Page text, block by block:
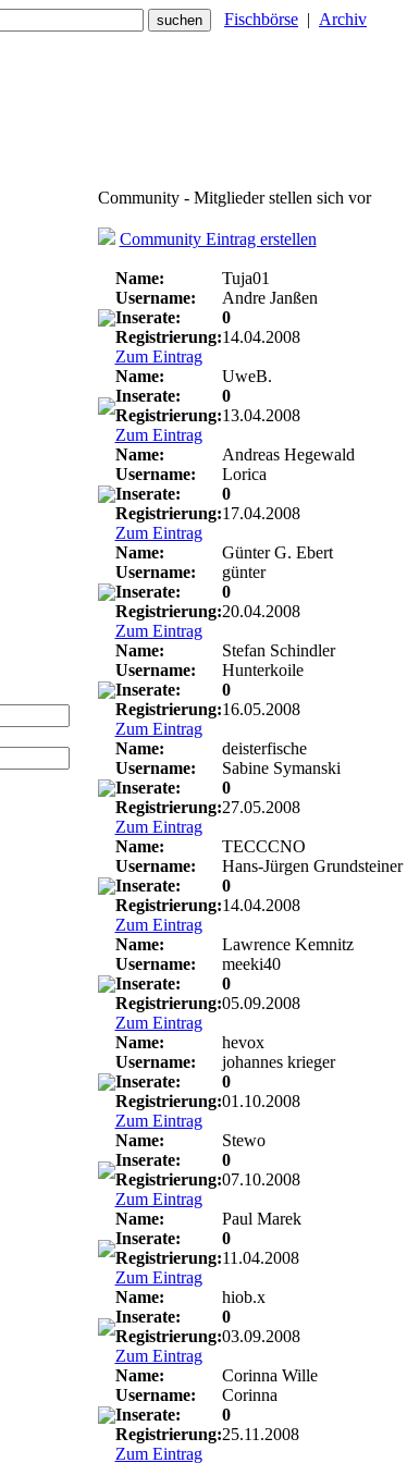
Fischbörse | Archiv
Community - Mitglieder stellen sich vor
Community Eintrag erstellen
Name:
Tuja01
Username:
Andre Janßen
Inserate:
0
Registrierung:14.04.2008
Zum Eintrag
Name:
UweB.
Inserate:
0
Registrierung:13.04.2008
Zum Eintrag
Name:
Andreas Hegewald
Username:
Lorica
Inserate:
0
Registrierung:17.04.2008
Zum Eintrag
Name:
Günter G. Ebert
Username:
günter
Inserate:
0
Registrierung:20.04.2008
Zum Eintrag
Name:
Stefan Schindler
Username:
Hunterkoile
Inserate:
0
Registrierung:16.05.2008
Zum Eintrag
Name:
deisterfische
Username:
Sabine Symanski
Inserate:
0
Registrierung:27.05.2008
Zum Eintrag
Name:
TECCCNO
Username:
Hans-Jürgen Grundsteiner
Inserate:
0
Registrierung:14.04.2008
Zum Eintrag
Name:
Lawrence Kemnitz
Username:
meeki40
Inserate:
0
Registrierung:05.09.2008
Zum Eintrag
Name:
hevox
Username:
johannes krieger
Inserate:
0
Registrierung:01.10.2008
Zum Eintrag
Name:
Stewo
Inserate:
0
Registrierung:07.10.2008
Zum Eintrag
Name:
Paul Marek
Inserate:
0
Registrierung:11.04.2008
Zum Eintrag
Name:
hiob.x
Inserate:
0
Registrierung:03.09.2008
Zum Eintrag
Name:
Corinna Wille
Username:
Corinna
Inserate:
0
Registrierung:25.11.2008
Zum Eintrag